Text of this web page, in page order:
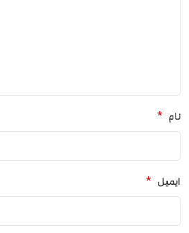
نام *
ایمیل *